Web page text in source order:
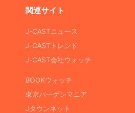
関連サイト
J-CASTニュース
J-CASTトレンド
J-CAST会社ウォッチ
BOOKウォッチ
東京バーゲンマニア
Jタウンネット